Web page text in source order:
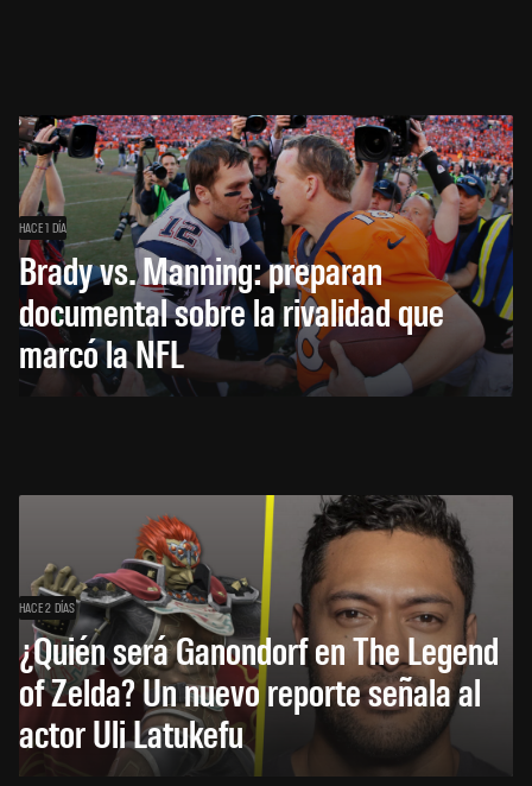
HACE 1 DÍA
Brady vs. Manning: preparan
documental sobre la rivalidad que
marcó la NFL
HACE 2 DÍAS
¿Quién será Ganondorf en The Legend
of Zelda? Un nuevo reporte señala al
actor Uli Latukefu